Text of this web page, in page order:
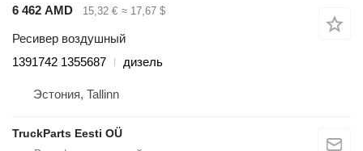
6 462 AMD 15,32 € ≈ 17,67 $
Ресивер воздушный
1391742 1355687
дизель
Эстония, Tallinn
TruckParts Eesti OÜ